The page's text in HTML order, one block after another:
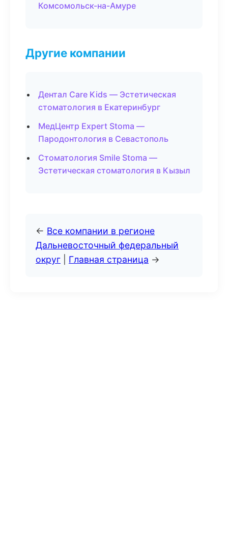
Комсомольск-на-Амуре
Другие компании
Дентал Care Kids — Эстетическая
стоматология в Екатеринбург
МедЦентр Expert Stoma —
Пародонтология в Севастополь
Стоматология Smile Stoma —
Эстетическая стоматология в Кызыл
← Все компании в регионе
Дальневосточный федеральный
округ
Главная страница →